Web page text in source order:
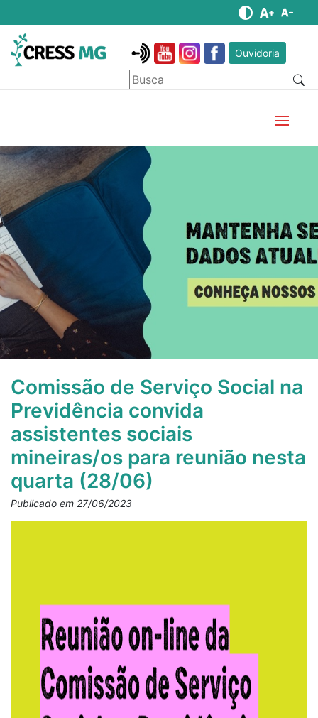
Ouvidoria
Comissão de Serviço Social na
Previdência convida
assistentes sociais
mineiras/os para reunião nesta
quarta (28/06)
Publicado em 27/06/2023